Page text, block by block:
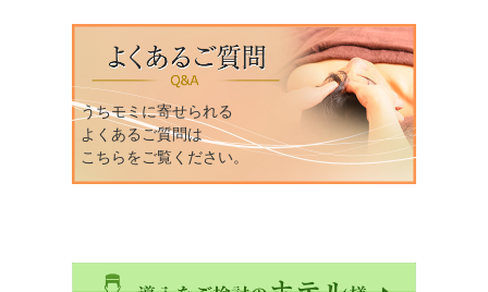
うちモミに寄せられる
よくあるご質問は
こちらをご覧ください。